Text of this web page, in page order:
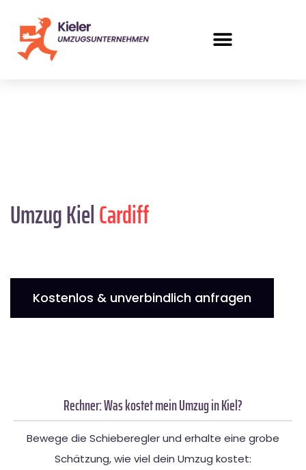
Umzug KielCardiff
Kostenlos & unverbindlich anfragen
Rechner: Was kostet mein Umzug in Kiel?
Bewege die Schieberegler und erhalte eine grobe
Schätzung, wie viel dein Umzug kostet: